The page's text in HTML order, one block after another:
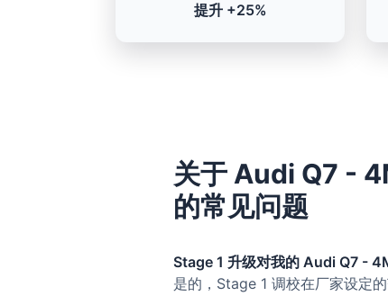
提升 +25%
关于 Audi Q7 -
的常见问题
Stage 1 升级对我的 Audi Q7 -
是的，Stage 1 调校在厂家设定